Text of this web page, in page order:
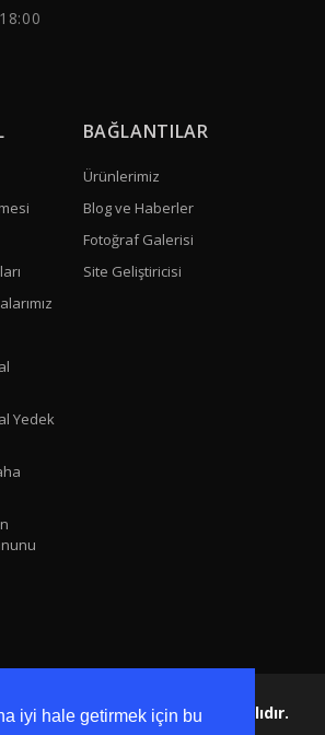
iyi hale getirmek için bu
Yedek
BAĞLANTILAR
Ürünlerimiz
Blog ve Haberler
Fotoğraf Galerisi
Site Geliştiricisi
© 2024 Tüm Hakları Saklıdır.